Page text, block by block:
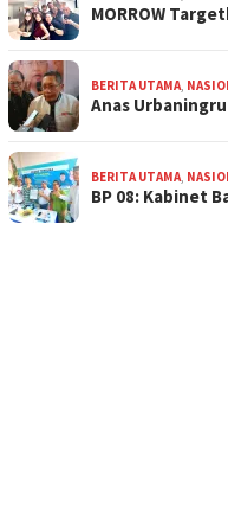
MORROW
BERITA UTAMA,
Anas
BERITA UTAMA,
BP 08: Kabinet